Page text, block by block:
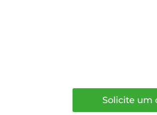
Solicite um